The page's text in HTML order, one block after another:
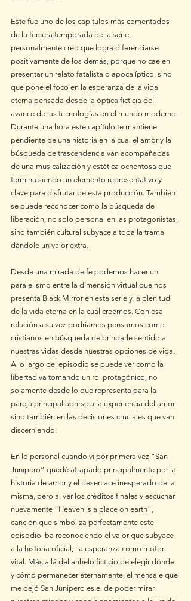
Este fue uno de los capítulos más comentados
de la tercera temporada de la serie,
personalmente creo que logra diferenciarse
positivamente de los demás, porque no cae en
presentar un relato fatalista o apocalíptico, sino
que pone el foco en la esperanza de la vida
eterna pensada desde la óptica ficticia del
avance de las tecnologías en el mundo moderno.
Durante una hora este capítulo te mantiene
pendiente de una historia en la cual el amor y la
búsqueda de trascendencia van acompañadas
de una musicalización y estética ochentosa que
termina siendo un elemento representativo y
clave para disfrutar de esta producción. También
se puede reconocer como la búsqueda de
liberación, no solo personal en las protagonistas,
sino también cultural subyace a toda la trama
dándole un valor extra.
Desde una mirada de fe podemos hacer un
paralelismo entre la dimensión virtual que nos
presenta Black Mirror en esta serie y la plenitud
de la vida eterna en la cual creemos. Con esa
relación a su vez podríamos pensarnos como
cristianos en búsqueda de brindarle sentido a
nuestras vidas desde nuestras opciones de vida.
A lo largo del episodio se puede ver como la
libertad va tomando un rol protagónico, no
solamente desde lo que representa para la
pareja principal abrirse a la experiencia del amor,
sino también en las decisiones cruciales que van
discerniendo.
En lo personal cuando vi por primera vez “San
Junipero” quedé atrapado principalmente por la
historia de amor y el desenlace inesperado de la
misma, pero al ver los créditos finales y escuchar
nuevamente “Heaven is a place on earth”,
canción que simboliza perfectamente este
episodio iba reconociendo el valor que subyace
a la historia oficial,  la esperanza como motor
vital. Más allá del anhelo ficticio de elegir dónde
y cómo permanecer eternamente, el mensaje que
me dejó San Junipero es el de poder mirar